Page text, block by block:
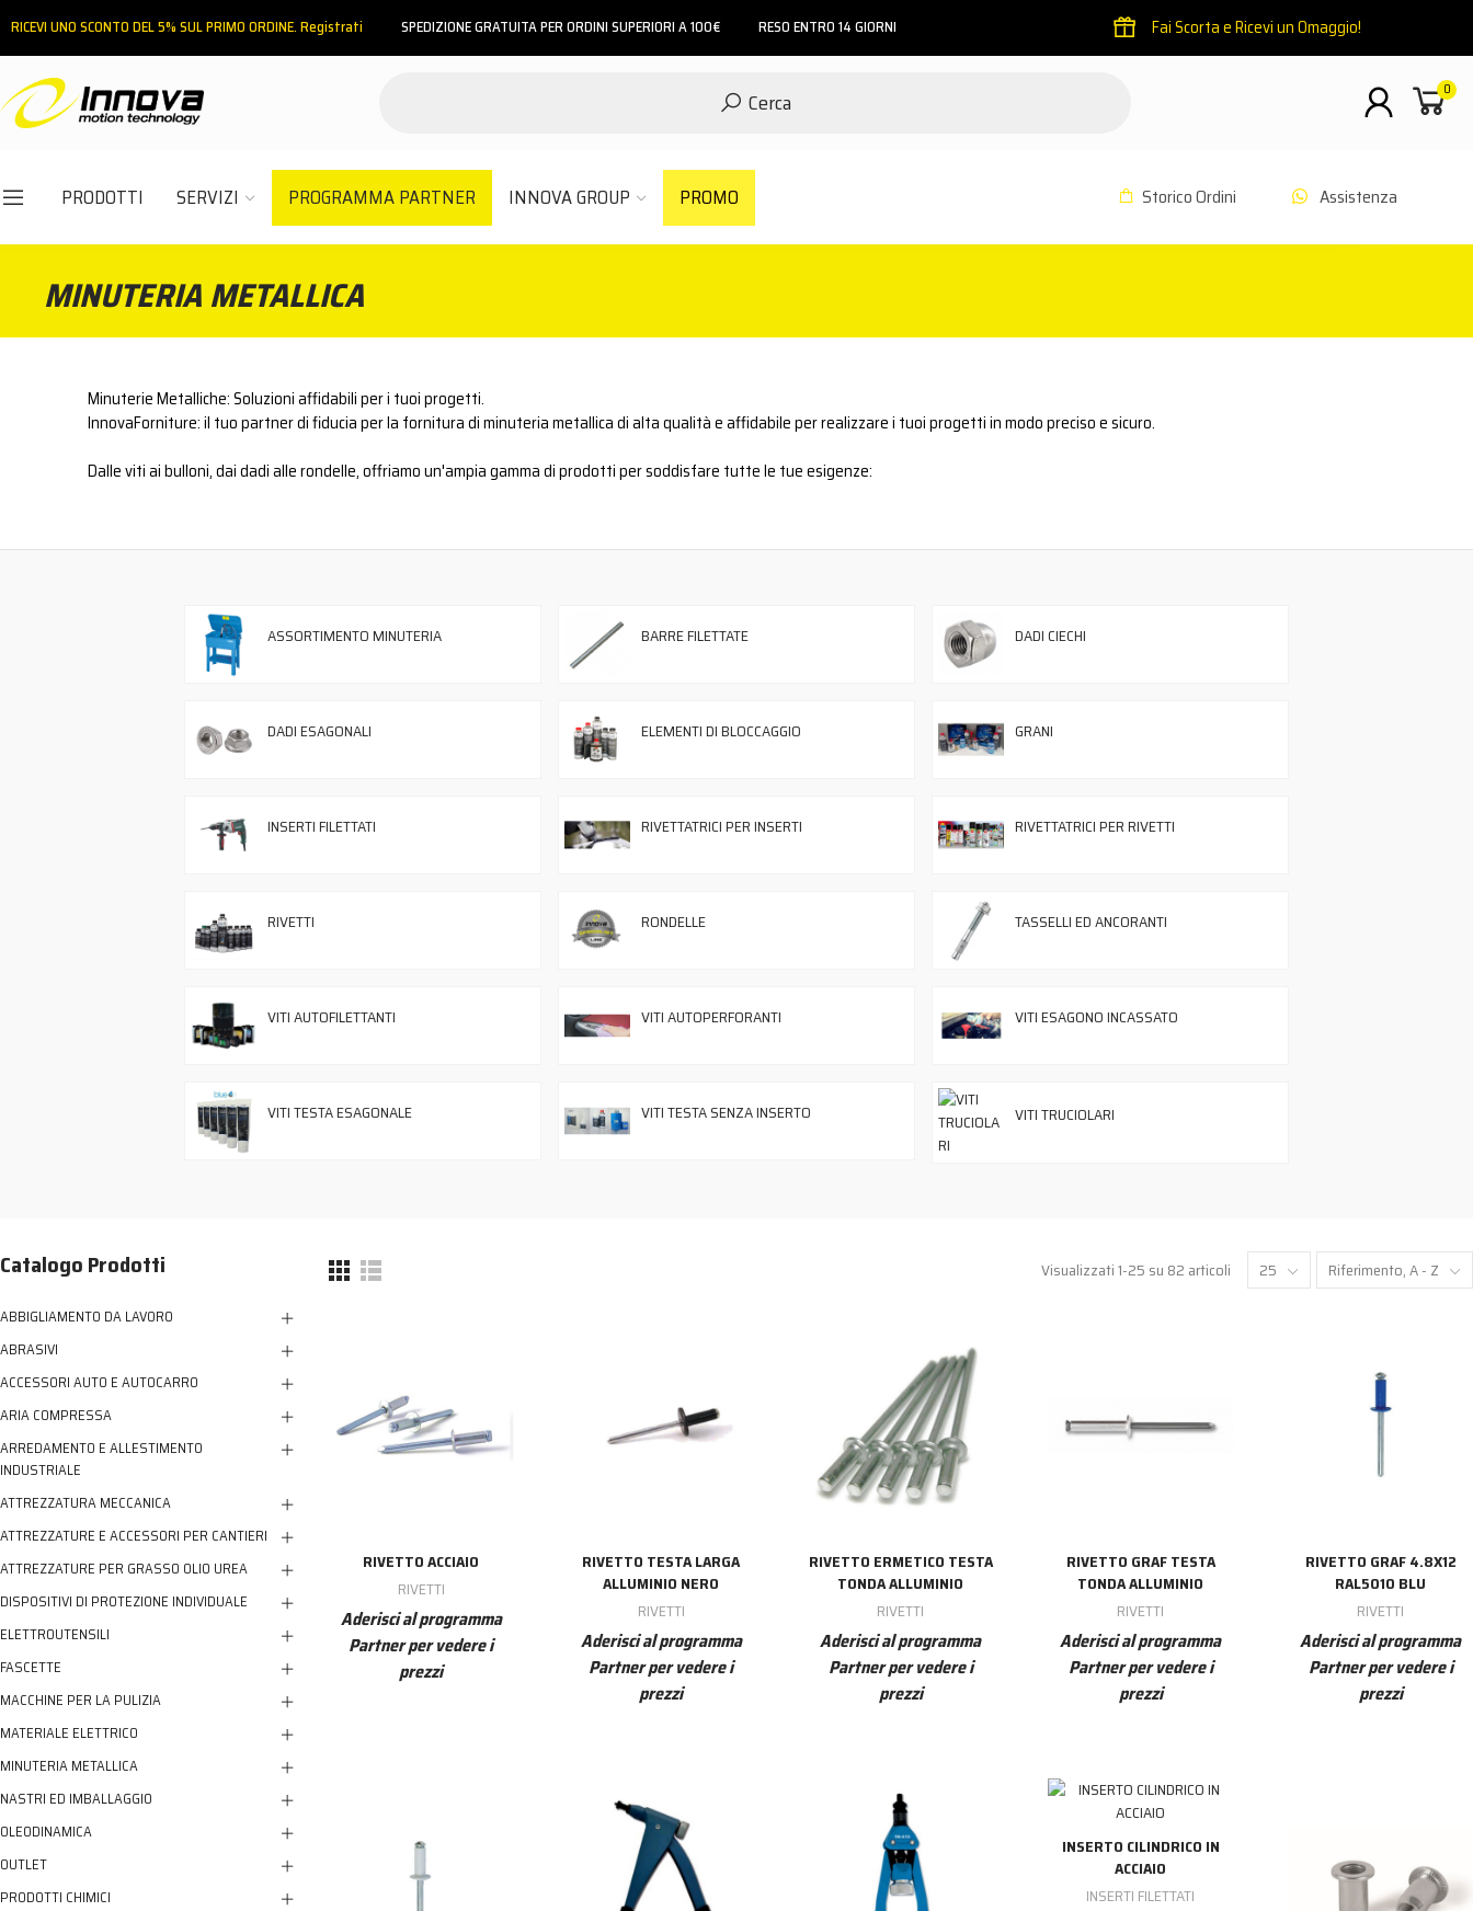
RICEVI UNO SCONTO DEL 5% SUL PRIMO ORDINE. Registrati SPEDIZIONE GRATUITA PER ORDINI SUPERIORI A 100€ RESO ENTRO 14 GIORNI Fai Scorta e Ricevi un Omaggio!
Cerca 0
PRODOTTI SERVIZI PROGRAMMA PARTNER INNOVA GROUP PROMO Storico Ordini Assistenza
INDIETRO HOME MINUTERIA METALLICA
MINUTERIA METALLICA
Minuterie Metalliche: Soluzioni affidabili per i tuoi progetti.
InnovaForniture: il tuo partner di fiducia per la fornitura di minuteria metallica di alta qualità e affidabile per realizzare i tuoi progetti in modo preciso e sicuro.
Dalle viti ai bulloni, dai dadi alle rondelle, offriamo un'ampia gamma di prodotti per soddisfare tutte le tue esigenze:
ASSORTIMENTO MINUTERIA BARRE FILETTATE DADI CIECHI
DADI ESAGONALI ELEMENTI DI BLOCCAGGIO GRANI
INSERTI FILETTATI RIVETTATRICI PER INSERTI RIVETTATRICI PER RIVETTI
RIVETTI RONDELLE TASSELLI ED ANCORANTI
VITI AUTOFILETTANTI VITI AUTOPERFORANTI VITI ESAGONO INCASSATO
VITI TESTA ESAGONALE VITI TESTA SENZA INSERTO VITI TRUCIOLARI
Visualizzati 1-25 su 82 articoli 25 Riferimento, A - Z
RIVETTO ACCIAIO
RIVETTI
Aderisci al programma
Partner per vedere i
prezzi
RIVETTO TESTA LARGA
ALLUMINIO NERO
RIVETTI
Aderisci al programma
Partner per vedere i
prezzi
RIVETTO ERMETICO TESTA
TONDA ALLUMINIO
RIVETTI
Aderisci al programma
Partner per vedere i
prezzi
RIVETTO GRAF TESTA
TONDA ALLUMINIO
RIVETTI
Aderisci al programma
Partner per vedere i
prezzi
RIVETTO GRAF 4.8X12
RAL5010 BLU
RIVETTI
Aderisci al programma
Partner per vedere i
prezzi
INSERTO CILINDRICO IN
ACCIAIO
INSERTI FILETTATI
Catalogo Prodotti
ABBIGLIAMENTO DA LAVORO
ABRASIVI
ACCESSORI AUTO E AUTOCARRO
ARIA COMPRESSA
ARREDAMENTO E ALLESTIMENTO
INDUSTRIALE
ATTREZZATURA MECCANICA
ATTREZZATURE E ACCESSORI PER CANTIERI
ATTREZZATURE PER GRASSO OLIO UREA
DISPOSITIVI DI PROTEZIONE INDIVIDUALE
ELETTROUTENSILI
FASCETTE
MACCHINE PER LA PULIZIA
MATERIALE ELETTRICO
MINUTERIA METALLICA
NASTRI ED IMBALLAGGIO
OLEODINAMICA
OUTLET
PRODOTTI CHIMICI
ACCEDI
Hai dimenticato la password?